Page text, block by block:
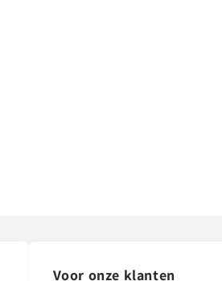
Voor onze klanten